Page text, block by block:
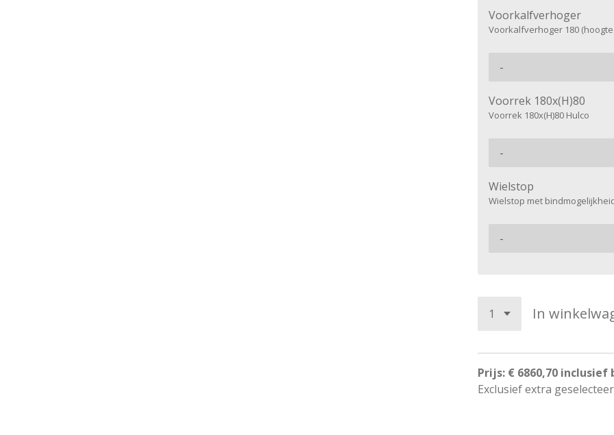
Voorkalfverhoger
Voorkalfverhoger 180 (hoogte
Voorrek 180x(H)80
Voorrek 180x(H)80 Hulco
Wielstop
Wielstop met
In
Prijs: € 6860,70 inclusief
Exclusief extra